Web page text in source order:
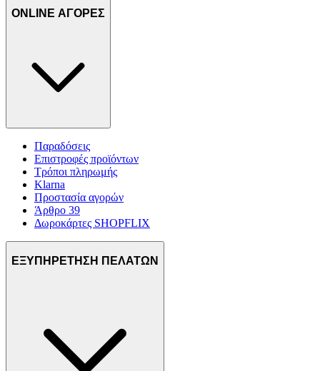
ONLINE ΑΓΟΡΕΣ
Παραδόσεις
Επιστροφές προϊόντων
Τρόποι πληρωμής
Klarna
Προστασία αγορών
Άρθρο 39
Δωροκάρτες SHOPFLIX
ΕΞΥΠΗΡΕΤΗΣΗ ΠΕΛΑΤΩΝ